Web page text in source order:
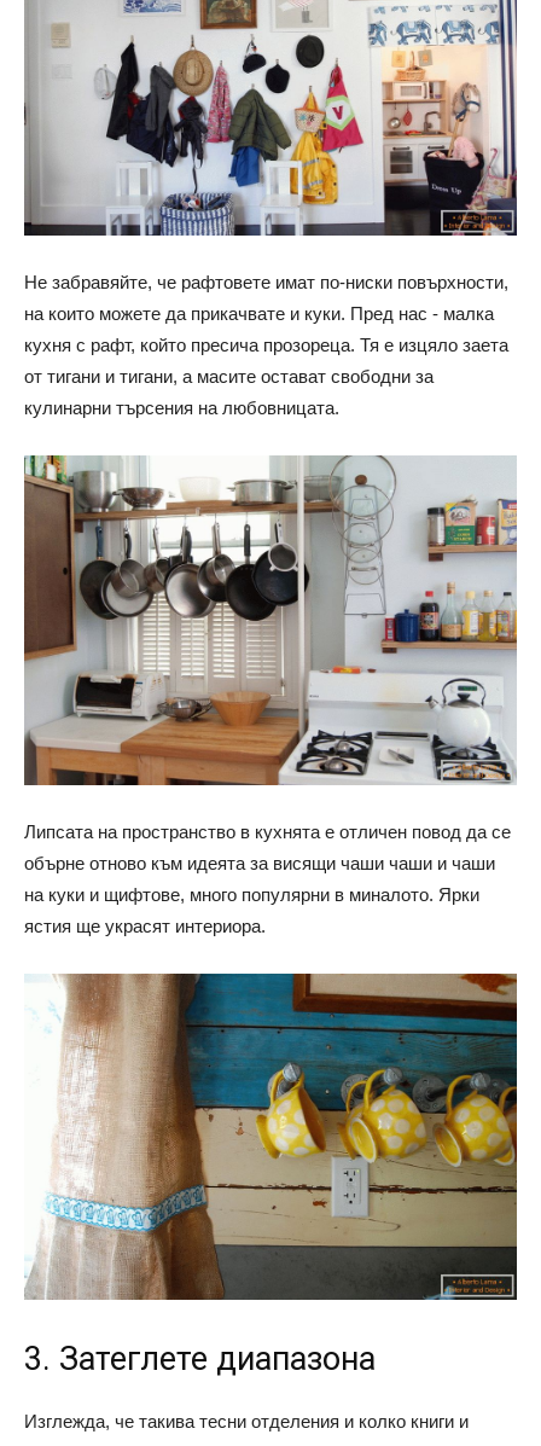
Не забравяйте, че рафтовете имат по-ниски повърхности,
на които можете да прикачвате и куки. Пред нас - малка
кухня с рафт, който пресича прозореца. Тя е изцяло заета
от тигани и тигани, а масите остават свободни за
кулинарни търсения на любовницата.
Липсата на пространство в кухнята е отличен повод да се
обърне отново към идеята за висящи чаши чаши и чаши
на куки и щифтове, много популярни в миналото. Ярки
ястия ще украсят интериора.
3. Затеглете диапазона
Изглежда, че такива тесни отделения и колко книги и